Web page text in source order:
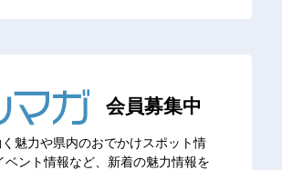
会員募集中
魅力や県内のおでかけスポット情
ベント情報など、新着の魅力情報を